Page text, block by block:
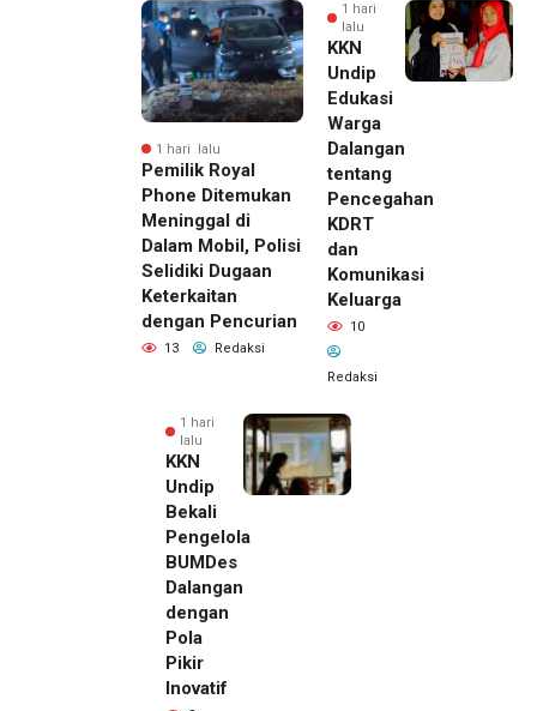
1 hari lalu
Pemilik Royal
Phone Ditemukan
Meninggal di
Dalam Mobil, Polisi
Selidiki Dugaan
Keterkaitan
dengan Pencurian
13 Redaksi
1 hari
lalu
KKN
Undip
Edukasi
Warga
Dalangan
tentang
Pencegahan
KDRT
dan
Komunikasi
Keluarga
10
Redaksi
1 hari
lalu
KKN
Undip
Bekali
Pengelola
BUMDes
Dalangan
dengan
Pola
Pikir
Inovatif